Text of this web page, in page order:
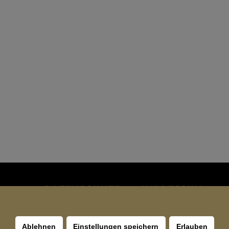
DATENSCHUTZ IMPRESSUM
Ablehnen Einstellungen speichern Erlauben